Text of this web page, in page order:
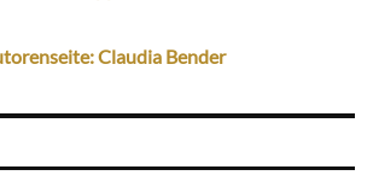
Claudia Bender